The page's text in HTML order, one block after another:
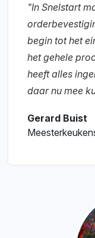
"In Snelstart
begin tot het
het gehele
heeft alles
daar nu mee
Gerard Buist